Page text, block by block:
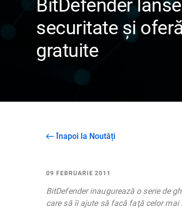
securitate şi
gratuite
Înapoi la Noutăți
09 FEBRUARIE 2011
BitDefender inaugurează o serie de
care să îi ajute să facă faţă celor